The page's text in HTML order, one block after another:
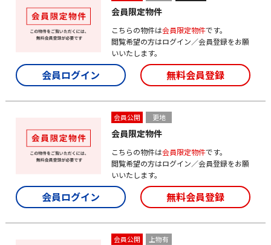
会員限定物件
こちらの物件は会員限定物件です。
閲覧希望の方はログイン／会員登録をお願
いいたします。
会員ログイン 無料会員登録
会員公開 更地
会員限定物件
こちらの物件は会員限定物件です。
閲覧希望の方はログイン／会員登録をお願
いいたします。
会員ログイン 無料会員登録
会員公開 上物有